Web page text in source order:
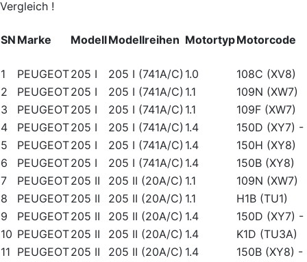
Vergleich !
SN Marke ModellModellreihen MotortypMotorcode
1 PEUGEOT205 I 205 I (741A/C) 1.0
108C (XV8)
2
PEUGEOT205 I 205 I (741A/C) 1.1
109N (XW7)
3
PEUGEOT205 I 205 I (741A/C) 1.1
109F (XW7)
4
PEUGEOT205 I 205 I (741A/C) 1.4 150D (XY7) -
5
PEUGEOT205 I 205 I (741A/C) 1.4
150H (XY8)
6
PEUGEOT205 I 205 I (741A/C) 1.4
150B (XY8)
7
PEUGEOT205 II 205 II (20A/C) 1.1
109N (XW7)
8
PEUGEOT205 II 205 II (20A/C) 1.1
H1B (TU1)
9
PEUGEOT205 II 205 II (20A/C) 1.4 150D (XY7) -
10 PEUGEOT205 II 205 II (20A/C) 1.4
K1D (TU3A)
11 PEUGEOT205 II 205 II (20A/C) 1.4 150B (XY8) -